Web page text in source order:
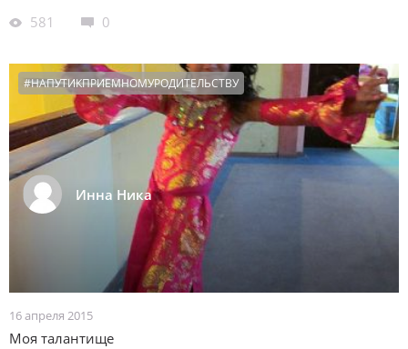
581
0
Инна Ника
#НАПУТИКПРИЕМНОМУРОДИТЕЛЬСТВУ
16 апреля 2015
Моя талантище